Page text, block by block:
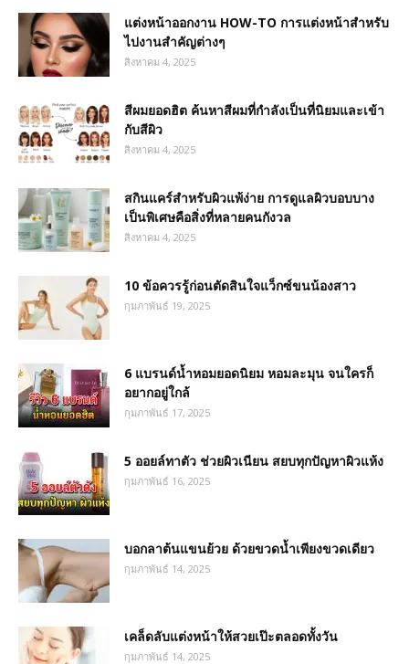
แต่งหน้าออกงาน HOW-TO การแต่งหน้าสำหรับ
ไปงานสำคัญต่างๆ
สิงหาคม 4, 2025
สีผมยอดฮิต ค้นหาสีผมที่กำลังเป็นที่นิยมและเข้า
กับสีผิว
สิงหาคม 4, 2025
สกินแคร์สำหรับผิวแพ้ง่าย การดูแลผิวบอบบาง
เป็นพิเศษคือสิ่งที่หลายคนกังวล
สิงหาคม 4, 2025
10 ข้อควรรู้ก่อนตัดสินใจแว็กซ์ขนน้องสาว
กุมภาพันธ์ 19, 2025
6 แบรนด์น้ำหอมยอดนิยม หอมละมุน จนใครก็
อยากอยู่ใกล้
กุมภาพันธ์ 17, 2025
5 ออยล์ทาตัว ช่วยผิวเนียน สยบทุกปัญหาผิวแห้ง
กุมภาพันธ์ 16, 2025
บอกลาต้นแขนย้วย ด้วยขวดน้ำเพียงขวดเดียว
กุมภาพันธ์ 14, 2025
เคล็ดลับแต่งหน้าให้สวยเป๊ะตลอดทั้งวัน
กุมภาพันธ์ 14, 2025